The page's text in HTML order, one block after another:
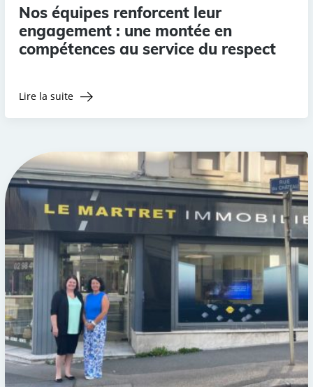
Nos équipes renforcent leur
engagement : une montée en
compétences au service du respect
Lire la suite